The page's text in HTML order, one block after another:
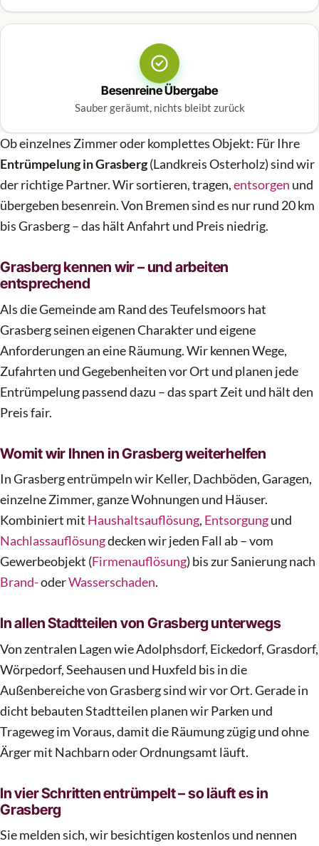
Besenreine Übergabe
Sauber geräumt, nichts bleibt zurück
Ob einzelnes Zimmer oder komplettes Objekt: Für Ihre
Entrümpelung in Grasberg(Landkreis Osterholz) sind wir
der richtige Partner. Wir sortieren, tragen,entsorgen und
übergeben besenrein. Von Bremen sind es nur rund 20 km
bis Grasberg – das hält Anfahrt und Preis niedrig.
Grasberg kennen wir – und arbeiten
entsprechend
Als die Gemeinde am Rand des Teufelsmoors hat
Grasberg seinen eigenen Charakter und eigene
Anforderungen an eine Räumung. Wir kennen Wege,
Zufahrten und Gegebenheiten vor Ort und planen jede
Entrümpelung passend dazu – das spart Zeit und hält den
Preis fair.
Womit wir Ihnen in Grasberg weiterhelfen
In Grasberg entrümpeln wir Keller, Dachböden, Garagen,
einzelne Zimmer, ganze Wohnungen und Häuser.
Kombiniert mit Haushaltsauflösung, Entsorgungund
Nachlassauflösungdecken wir jeden Fall ab – vom
Gewerbeobjekt (Firmenauflösung) bis zur Sanierung nach
Brand-oderWasserschaden.
In allen Stadtteilen von Grasberg unterwegs
Von zentralen Lagen wie Adolphsdorf, Eickedorf, Grasdorf,
Wörpedorf, Seehausen und Huxfeld bis in die
Außenbereiche von Grasberg sind wir vor Ort. Gerade in
dicht bebauten Stadtteilen planen wir Parken und
Trageweg im Voraus, damit die Räumung zügig und ohne
Ärger mit Nachbarn oder Ordnungsamt läuft.
In vier Schritten entrümpelt – so läuft es in
Grasberg
Sie melden sich, wir besichtigen kostenlos und nennen